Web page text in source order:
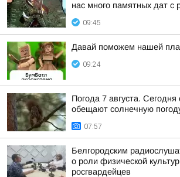
нас много памятных дат с
09:45
Давай поможем нашей
09:24
Погода 7 августа. Сегодня
обещают солнечную
07:57
Белгородским
о роли физической
росгвардейцев